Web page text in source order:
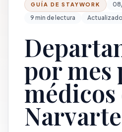
GUÍA DE STAYWORK
9 min de lectura
por mes
médicos